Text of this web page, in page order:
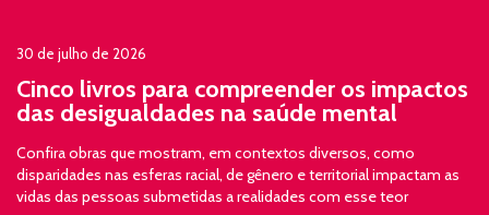
30 de julho de 2026
Cinco livros para compreender os impactos
das desigualdades na saúde mental
Confira obras que mostram, em contextos diversos, como
disparidades nas esferas racial, de gênero e territorial impactam as
vidas das pessoas submetidas a realidades com esse teor